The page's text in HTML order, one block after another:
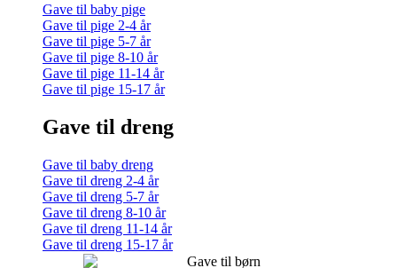
Gave til baby pige
Gave til pige 2-4 år
Gave til pige 5-7 år
Gave til pige 8-10 år
Gave til pige 11-14 år
Gave til pige 15-17 år
Gave til dreng
Gave til baby dreng
Gave til dreng 2-4 år
Gave til dreng 5-7 år
Gave til dreng 8-10 år
Gave til dreng 11-14 år
Gave til dreng 15-17 år